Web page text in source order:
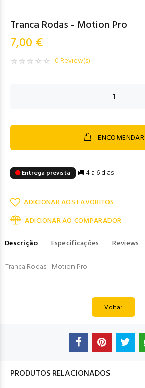
Tranca Rodas - Motion Pro
7,00 €
0 Review(s)
ENCOMENDAR
Entrega prevista 4 a 6 dias
ADICIONAR AOS FAVORITOS
ADICIONAR AO COMPARADOR
Descrição
Especificações
Reviews
Tranca Rodas - Motion Pro
Voltar
PRODUTOS RELACIONADOS